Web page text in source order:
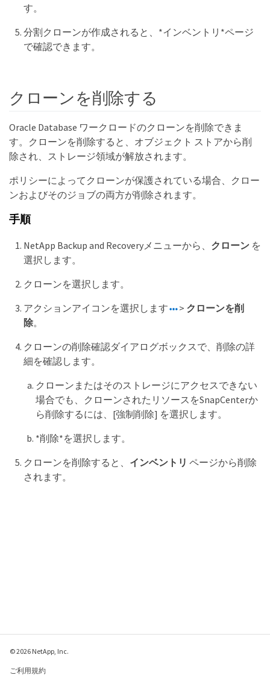
す。
分割クローンが作成されると、*インベントリ*ページ
で確認できます。
クローンを削除する
Oracle Database ワークロードのクローンを削除できま
す。クローンを削除すると、オブジェクト ストアから削
除され、ストレージ領域が解放されます。
ポリシーによってクローンが保護されている場合、クロー
ンおよびそのジョブの両方が削除されます。
手順
NetApp Backup and Recoveryメニューから、 クローンを
選択します。
クローンを選択します。
アクションアイコンを選択します
> クローンを削
除。
クローンの削除確認ダイアログボックスで、削除の詳
細を確認します。
クローンまたはそのストレージにアクセスできない
場合でも、クローンされたリソースをSnapCenterか
ら削除するには、[強制削除] を選択します。
*削除*を選択します。
クローンを削除すると、 インベントリ ページから削除
されます。
© 2026 NetApp, Inc.
ご利用規約